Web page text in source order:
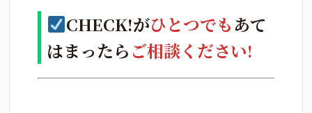
CHECK!がひとつでも あて
はまったら ご相談ください!